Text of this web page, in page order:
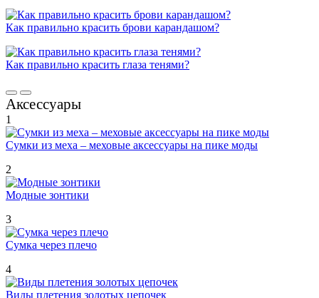
Как правильно красить брови карандашом?
Как правильно красить глаза тенями?
Аксессуары
1
Сумки из меха – меховые аксессуары на пике моды
2
Модные зонтики
3
Сумка через плечо
4
Виды плетения золотых цепочек